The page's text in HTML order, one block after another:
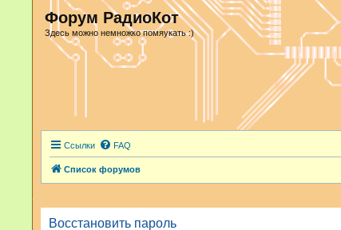
Форум РадиоКот
Здесь можно немножко помяукать :)
Ссылки FAQ
Список форумов
Восстановить пароль